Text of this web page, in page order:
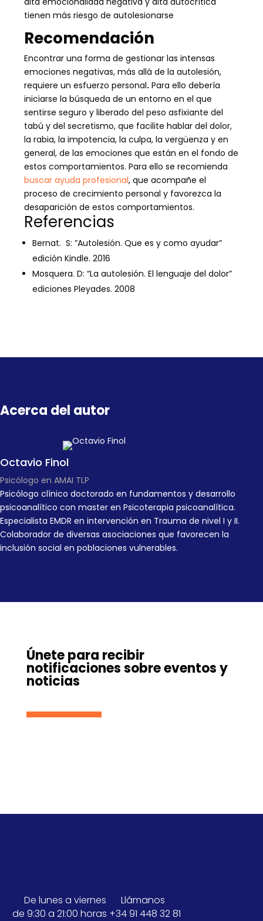
tienen más riesgo de autolesionarse
Recomendación
Encontrar una forma de gestionar las intensas
emociones negativas, más allá de la autolesión,
requiere un esfuerzo personal. Para ello debería
iniciarse la búsqueda de un entorno en el que
sentirse seguro y liberado del peso asfixiante del
tabú y del secretismo, que facilite hablar del dolor,
la rabia, la impotencia, la culpa, la vergüenza y en
general, de las emociones que están en el fondo de
estos comportamientos. Para ello se recomienda
buscar ayuda profesional, que acompañe el
proceso de crecimiento personal y favorezca la
desaparición de estos comportamientos.
Referencias
Bernat. S: ”Autolesión. Que es y como ayudar”
edición Kindle. 2016
Mosquera. D: “La autolesión. El lenguaje del dolor”
ediciones Pleyades. 2008
Acerca del autor
Octavio Finol
Psicólogo en AMAI TLP
Psicólogo clínico doctorado en fundamentos y desarrollo
psicoanalítico con master en Psicoterapia psicoanalítica.
Especialista EMDR en intervención en Trauma de nivel I y II.
Colaborador de diversas asociaciones que favorecen la
inclusión social en poblaciones vulnerables.
Únete para recibir
notificaciones sobre eventos y
noticias
De lunes a viernes
de 9:30 a 21:00 horas
Llámanos
+34 91 448 32 81